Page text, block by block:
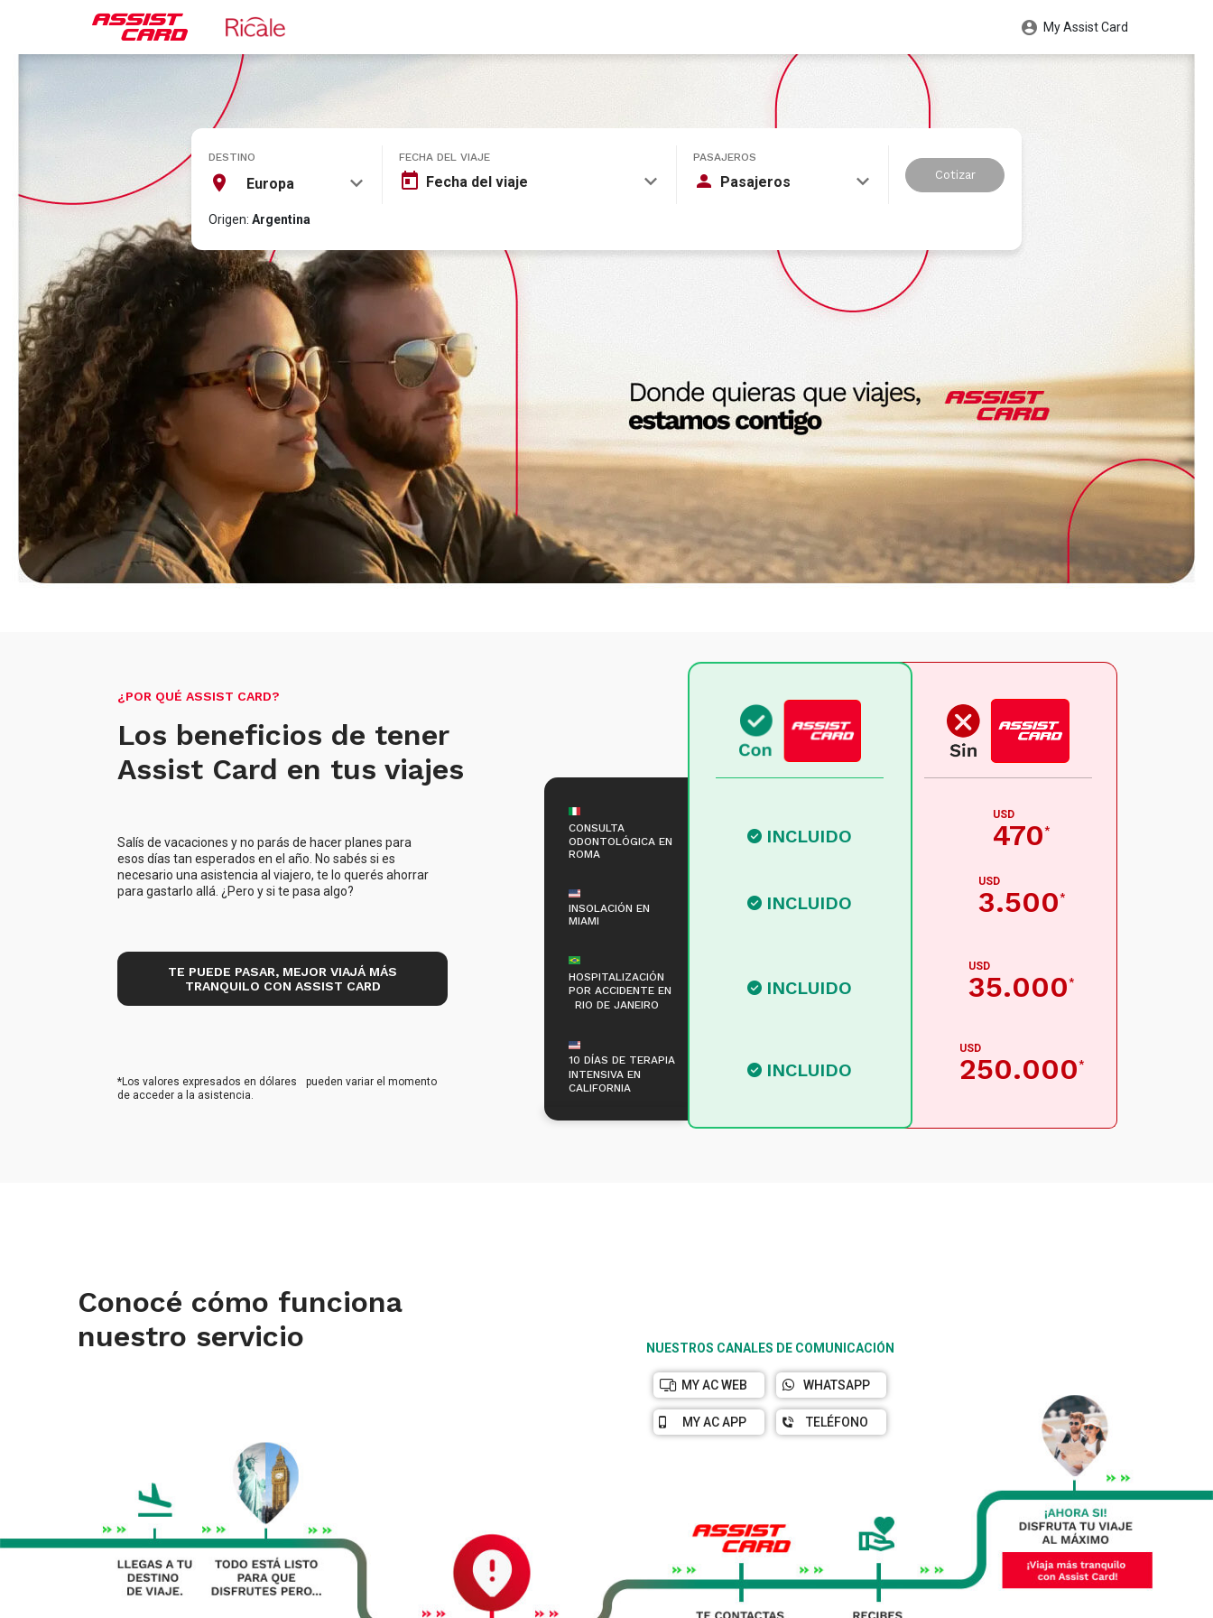
My Assist Card
DESTINO
Europa
FECHA DEL VIAJE
Fecha del viaje
PASAJEROS
Pasajeros Cotizar
Origen: Argentina
¿POR QUÉ ASSIST CARD?
Los beneficios de tener
Assist Card en tus viajes
Salís de vacaciones y no parás de hacer planes para
esos días tan esperados en el año. No sabés si es
necesario una asistencia al viajero, te lo querés ahorrar
para gastarlo allá. ¿Pero y si te pasa algo?
TE PUEDE PASAR, MEJOR VIAJÁ MÁS
TRANQUILO CON ASSIST CARD
*Los valores expresados en dólares pueden variar el momento
de acceder a la asistencia.
CONSULTA
ODONTOLÓGICA EN
ROMA
INCLUIDO
USD
470*
INSOLACIÓN EN
MIAMI
INCLUIDO
USD
3.500*
HOSPITALIZACIÓN
POR ACCIDENTE EN
RIO DE JANEIRO
INCLUIDO
USD
35.000*
10 DÍAS DE TERAPIA
INTENSIVA EN
CALIFORNIA
INCLUIDO
USD
250.000*
Conocé cómo funciona
nuestro servicio
NUESTROS CANALES DE COMUNICACIÓN
MY AC WEB WHATSAPP
MY AC APP TELÉFONO